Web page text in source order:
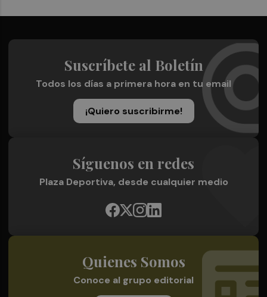
Suscríbete al Boletín
Todos los días a primera hora en tu email
¡Quiero suscribirme!
Síguenos en redes
Plaza Deportiva, desde cualquier medio
Quienes Somos
Conoce al grupo editorial